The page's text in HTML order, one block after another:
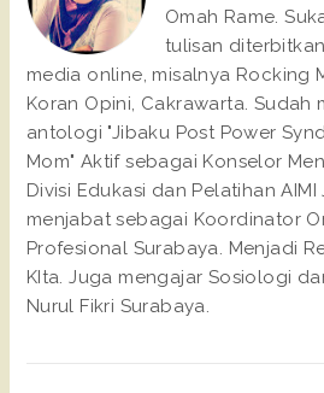
Omah Rame.
tulisan
media online, misalnya Rocking
Koran Opini, Cakrawarta. Sudah
antologi "Jibaku Post Power
Mom" Aktif sebagai Konselor
Divisi Edukasi dan Pelatihan AIMI
menjabat sebagai Koordinator
Profesional Surabaya. Menjadi
KIta. Juga mengajar Sosiologi
Nurul Fikri Surabaya.